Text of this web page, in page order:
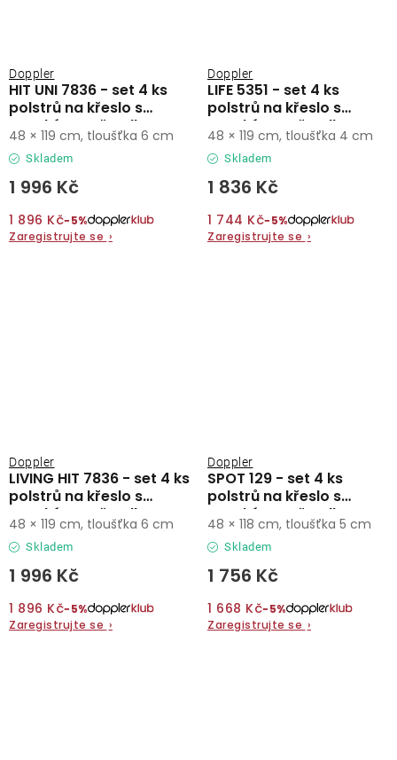
HIT UNI 7836 - set 4 ks
polstrů na křeslo s
vysokým opěradlem
Doppler
Skladem
1 996 Kč
1 896 Kč−5%
Zaregistrujte se ›
48 × 119 cm, tloušťka 6 cm
LIFE 5351 - set 4 ks
polstrů na křeslo s
vysokým opěradlem
Doppler
Skladem
1 836 Kč
1 744 Kč−5%
Zaregistrujte se ›
48 × 119 cm, tloušťka 4 cm
LIVING HIT 7836 - set 4 ks
polstrů na křeslo s
vysokým opěradlem
Doppler
Skladem
1 996 Kč
1 896 Kč−5%
Zaregistrujte se ›
48 × 119 cm, tloušťka 6 cm
SPOT 129 - set 4 ks
polstrů na křeslo s
vysokým opěradlem
Doppler
Skladem
1 756 Kč
1 668 Kč−5%
Zaregistrujte se ›
48 × 118 cm, tloušťka 5 cm